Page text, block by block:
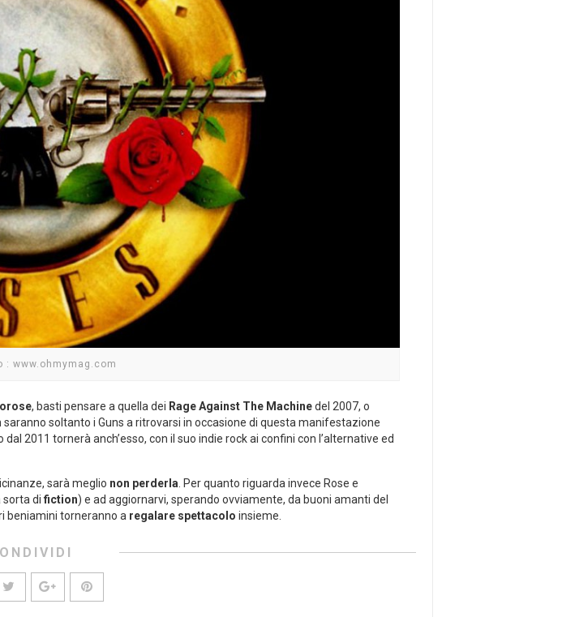
: www.ohmymag.com
, basti pensare a quella dei Rage Against The Machinedel 2007, o
saranno soltanto i Guns a ritrovarsi in occasione di questa manifestazione
dal 2011 tornerà anch’esso, con il suo indie rock ai confini con l’alternative ed
sarà meglio non perderla. Per quanto riguarda invece Rose e
sorta di fiction) e ad aggiornarvi, sperando ovviamente, da buoni amanti del
beniamini torneranno a regalare spettacolo insieme.